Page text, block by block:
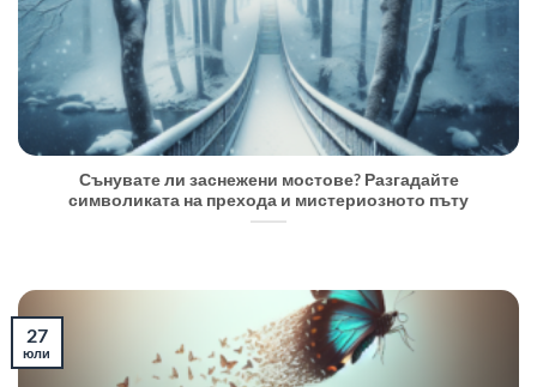
Сънувате ли заснежени мостове? Разгадайте
символиката на прехода и мистериозното пъту
27
юли